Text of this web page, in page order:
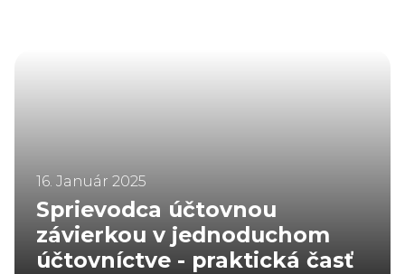
16. Január 2025
Sprievodca účtovnou
závierkou v jednoduchom
účtovníctve - praktická časť